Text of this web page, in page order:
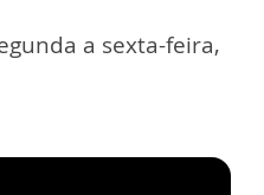
a sexta-feira,